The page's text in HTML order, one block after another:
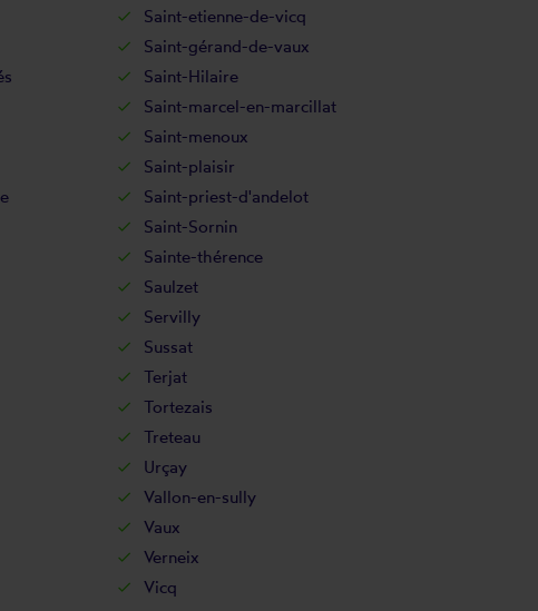
Saint-etienne-de-vicq
Saint-gérand-de-vaux
Saint-Hilaire
Saint-marcel-en-marcillat
Saint-menoux
Saint-plaisir
Saint-priest-d'andelot
Saint-Sornin
Sainte-thérence
Saulzet
Servilly
Sussat
Terjat
Tortezais
Treteau
Urçay
Vallon-en-sully
Vaux
Verneix
Vicq